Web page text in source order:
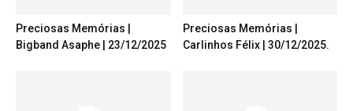
Preciosas Memórias |
Bigband Asaphe | 23/12/2025
Preciosas Memórias |
Carlinhos Félix | 30/12/2025.